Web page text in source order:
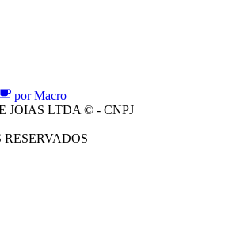
por Macro
JOIAS LTDA © - CNPJ